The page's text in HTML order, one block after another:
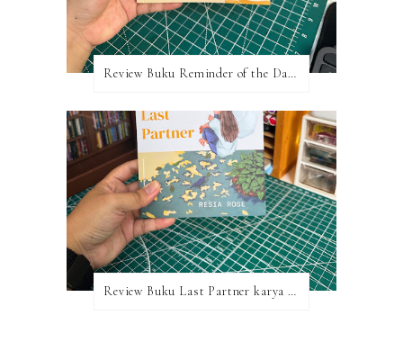
Review Buku Reminder of the Day — Tim Pakpahan & Chelsea Tjandra
Review Buku Last Partner karya Resia Rose